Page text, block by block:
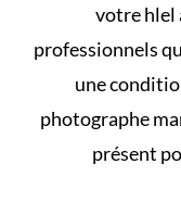
votrehlel
professionnels
une
photographe
présent